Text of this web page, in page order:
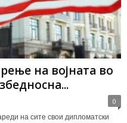
на војната во
0
на сите свои дипломатски